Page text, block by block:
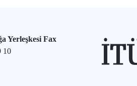
Yerleşkesi Fax
10